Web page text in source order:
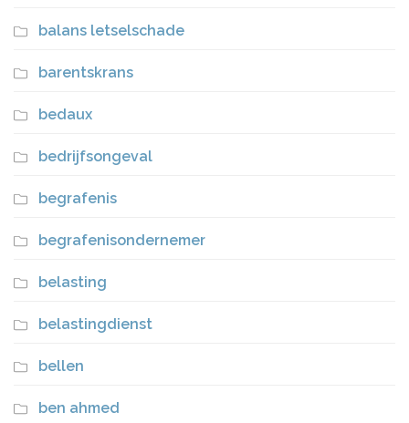
balans letselschade
barentskrans
bedaux
bedrijfsongeval
begrafenis
begrafenisondernemer
belasting
belastingdienst
bellen
ben ahmed